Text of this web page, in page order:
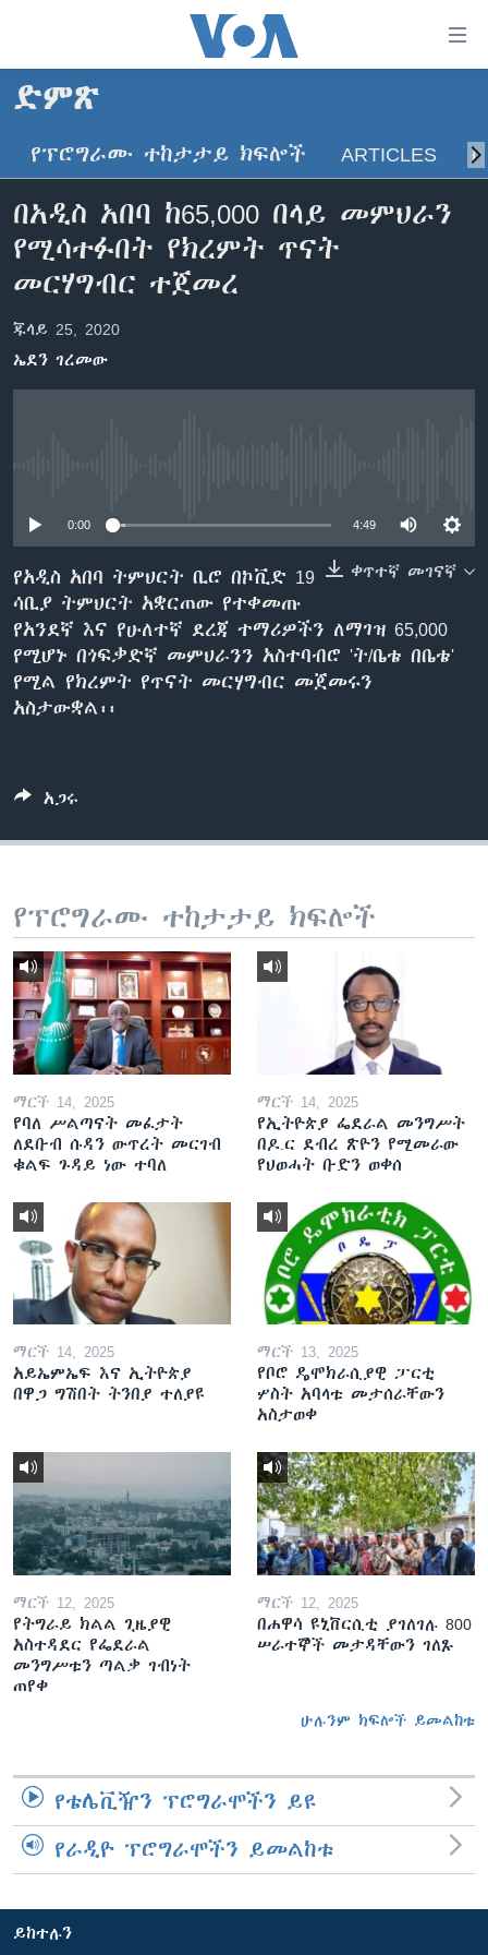
ማገናኛዎች
ዋናው
ይዘት
ወደ
ዋናው
ይዘት
ወደ
ዋናው
ዜና
ኢትዮጵያ
አሜሪካ
ኑሮ በጤንነት
ከምሽቱ ሦስት ሰዓት የአማርኛ ዜና
ቪዲዮ
ክምችት
ቋንቋዎች
ድምጽ
የፕሮግራሙ ተከታታይ ክፍሎች ARTICLES
በአዲስ አበባ ከ65,000 በላይ መምህራን
የሚሳተፉበት የክረምት ጥናት
መርሃግብር ተጀመረ
ጁላይ 25, 2020
ኤደን ገረመው
0:00 4:49
ቀጥተኛ መገናኛ
የአዲስ አበባ ትምህርት ቢሮ በኮቪድ 19
ሳቢያ ትምህርት አቋርጠው የተቀመጡ
የአንደኛ እና የሁለተኛ ደረጃ ተማሪዎችን ለማገዝ 65,000
የሚሆኑ በጎፍቃድኛ መምህራንን አስተባብሮ 'ት/ቤቴ በቤቴ'
የሚል የክረምት የጥናት መርሃግብር መጀመሩን
አስታውቋል፡፡
አጋሩ
የፕሮግራሙ ተከታታይ ክፍሎች
ማርች 14, 2025
የባለ ሥልጣናት መፈታት
ለደቡብ ሱዳን ውጥረት መርገብ
ቁልፍ ጉዳይ ነው ተባለ
ማርች 14, 2025
የኢትዮጵያ ፌደራል መንግሥት
በዶ.ር ደብረ ጽዮን የሚመራው
የህወሓት ቡድን ወቀሰ
ማርች 14, 2025
አይኤምኤፍ እና ኢትዮጵያ
በዋጋ ግሽበት ትንበያ ተለያዩ
ማርች 13, 2025
የቦሮ ዴሞክራሲያዊ ፓርቲ
ሦስት አባላቱ መታሰራቸውን
አስታወቀ
ማርች 12, 2025
የትግራይ ክልል ጊዜያዊ
አስተዳደር የፌደራል
መንግሥቱን ጣልቃ ገብነት
ጠየቀ
ማርች 12, 2025
በሐዋሳ ዩኒቨርሲቲ ያገለገሉ 800
ሠራተኞች መታዳቸውን ገለጹ
ሁሉንም ክፍሎች ይመልከቱ
የቴሌቪዥን ፕሮግራሞችን ይዩ
የራዲዮ ፕሮግራሞችን ይመልከቱ
ይከተሉን